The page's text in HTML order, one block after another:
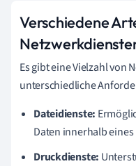
Verschiedene
Es gibt eine Vielzahl von
unterschiedliche
Dateidienste:
Daten innerhalb
Druckdienste: